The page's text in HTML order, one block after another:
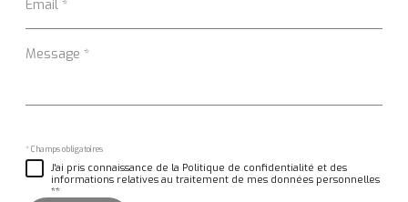
*
Message
* Champs obligatoires
J'ai pris connaissance de la Politique de confidentialité et des
informations relatives au traitement de mes données personnelles
**